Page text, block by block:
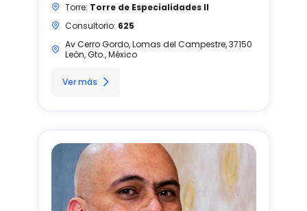
Torre: Torre de Especialidades II
Consultorio: 625
Av Cerro Gordo, Lomas del Campestre, 37150
León, Gto., México
Ver más